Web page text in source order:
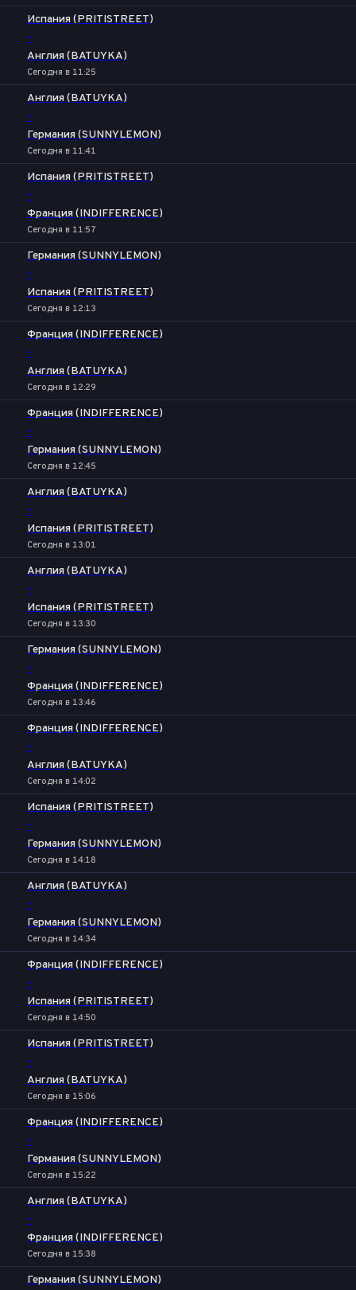
Испания (PRITISTREET)
-
Англия (BATUYKA)
Сегодня в 11:25
Англия (BATUYKA)
-
Германия (SUNNYLEMON)
Сегодня в 11:41
Испания (PRITISTREET)
-
Франция (INDIFFERENCE)
Сегодня в 11:57
Германия (SUNNYLEMON)
-
Испания (PRITISTREET)
Сегодня в 12:13
Франция (INDIFFERENCE)
-
Англия (BATUYKA)
Сегодня в 12:29
Франция (INDIFFERENCE)
-
Германия (SUNNYLEMON)
Сегодня в 12:45
Англия (BATUYKA)
-
Испания (PRITISTREET)
Сегодня в 13:01
Англия (BATUYKA)
-
Испания (PRITISTREET)
Сегодня в 13:30
Германия (SUNNYLEMON)
-
Франция (INDIFFERENCE)
Сегодня в 13:46
Франция (INDIFFERENCE)
-
Англия (BATUYKA)
Сегодня в 14:02
Испания (PRITISTREET)
-
Германия (SUNNYLEMON)
Сегодня в 14:18
Англия (BATUYKA)
-
Германия (SUNNYLEMON)
Сегодня в 14:34
Франция (INDIFFERENCE)
-
Испания (PRITISTREET)
Сегодня в 14:50
Испания (PRITISTREET)
-
Англия (BATUYKA)
Сегодня в 15:06
Франция (INDIFFERENCE)
-
Германия (SUNNYLEMON)
Сегодня в 15:22
Англия (BATUYKA)
-
Франция (INDIFFERENCE)
Сегодня в 15:38
Германия (SUNNYLEMON)